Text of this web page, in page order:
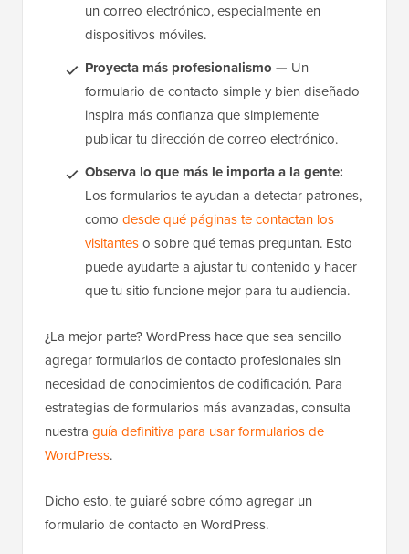
un correo electrónico, especialmente en
dispositivos móviles.
Proyecta más profesionalismo — Un
formulario de contacto simple y bien diseñado
inspira más confianza que simplemente
publicar tu dirección de correo electrónico.
Observa lo que más le importa a la gente:
Los formularios te ayudan a detectar patrones,
como desde qué páginas te contactan los
visitanteso sobre qué temas preguntan. Esto
puede ayudarte a ajustar tu contenido y hacer
que tu sitio funcione mejor para tu audiencia.
¿La mejor parte? WordPress hace que sea sencillo
agregar formularios de contacto profesionales sin
necesidad de conocimientos de codificación. Para
estrategias de formularios más avanzadas, consulta
nuestra guía definitiva para usar formularios de
WordPress.
Dicho esto, te guiaré sobre cómo agregar un
formulario de contacto en WordPress.